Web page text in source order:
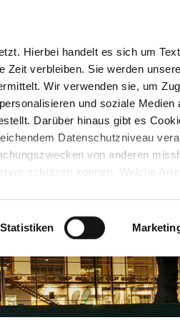
Hierbei handelt es sich um
Zeit verbleiben. Sie werden
Wir verwenden sie, um
und soziale Medien
Darüber hinaus gibt es
Datenschutzniveau
von anderen
schützen können. Welche
Auswahl der gewünschten
werden.
Statistiken